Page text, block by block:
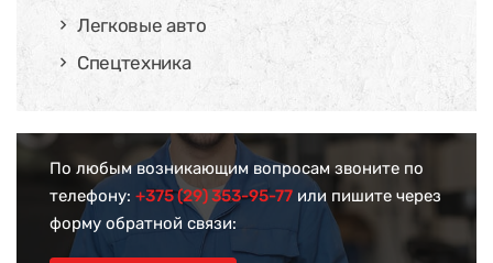
Легковые авто
Спецтехника
По любым возникающим вопросам звоните по
телефону: +375 (29) 353-95-77 или пишите через
форму обратной связи: